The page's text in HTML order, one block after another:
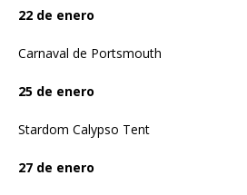
22 de enero
Carnaval de Portsmouth
25 de enero
Stardom Calypso Tent
27 de enero